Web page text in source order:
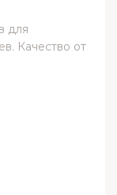
для
Качество от